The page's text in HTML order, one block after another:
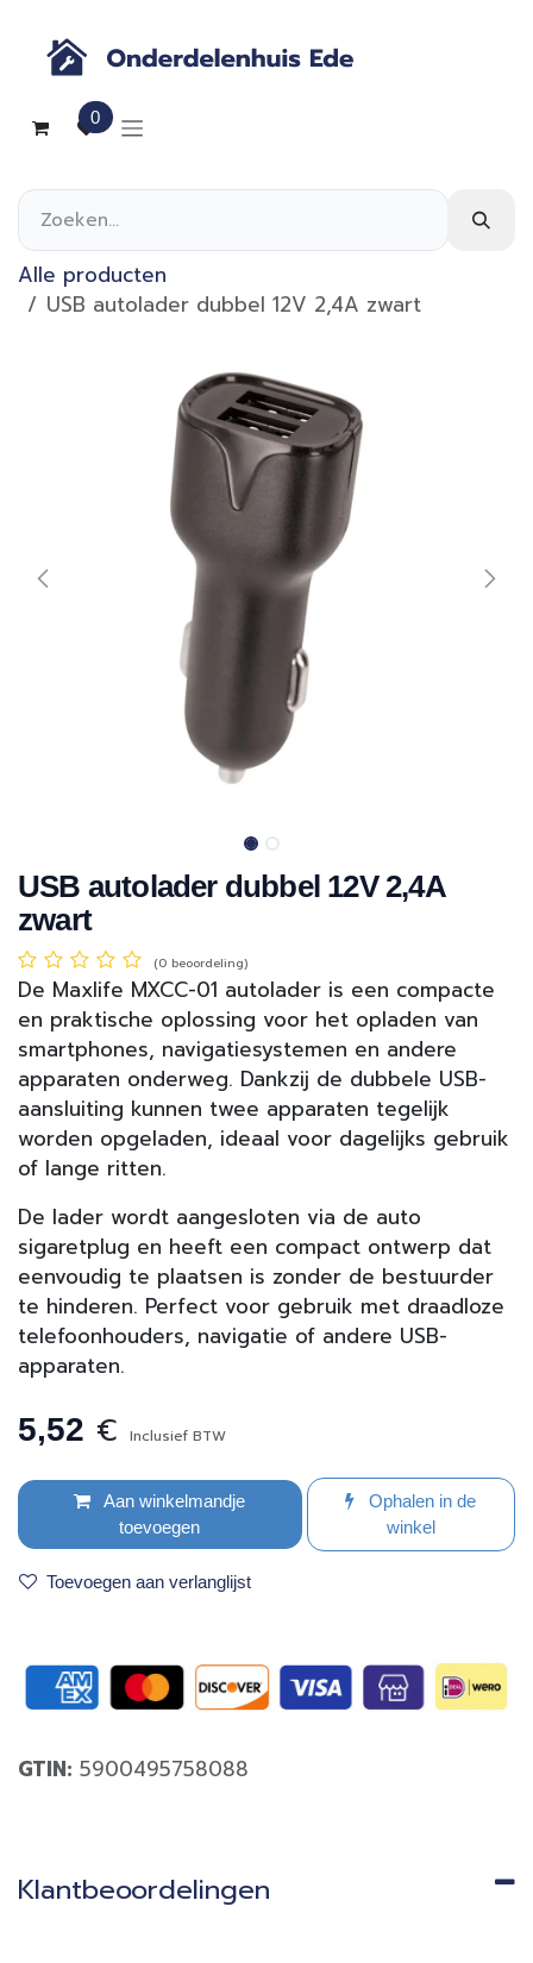
0
Alle producten
USB autolader dubbel 12V 2,4A zwart
USB autolader dubbel 12V 2,4A
zwart
(0 beoordeling)
De Maxlife MXCC-01 autolader is een compacte
en praktische oplossing voor het opladen van
smartphones, navigatiesystemen en andere
apparaten onderweg. Dankzij de dubbele USB-
aansluiting kunnen twee apparaten tegelijk
worden opgeladen, ideaal voor dagelijks gebruik
of lange ritten.
De lader wordt aangesloten via de auto
sigaretplug en heeft een compact ontwerp dat
eenvoudig te plaatsen is zonder de bestuurder
te hinderen. Perfect voor gebruik met draadloze
telefoonhouders, navigatie of andere USB-
apparaten.
5,52 € Inclusief BTW
Aan winkelmandje
toevoegen
Ophalen in de
winkel
Toevoegen aan verlanglijst
GTIN: 5900495758088
Klantbeoordelingen